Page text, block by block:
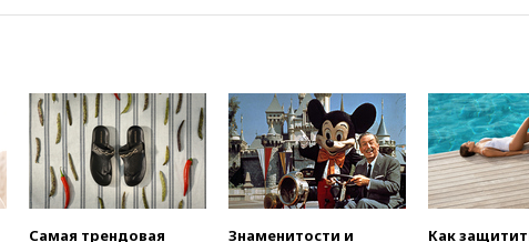
введены
вчера, 18:15Четыре
пострадали при
Белгородскую
вчера, 18:00Совет
выбрал подрядчика
строительства
Самая трендовая
Знаменитости и
Как